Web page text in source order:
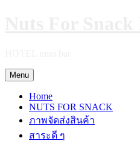
Menu
Home
NUTS FOR SNACK
ภาพจัดส่งสินค้า
สาระดี ๆ